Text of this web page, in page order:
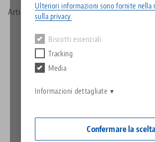
Ulteriori informazioni sono fornite nella
sulla privacy.
Biscotti essenziali
Tracking
Media
Informazioni dettagliate
Confermare la scelta
Servizi
Quicklinks
Search
Downloads
Contatto
Articolo n. 64500